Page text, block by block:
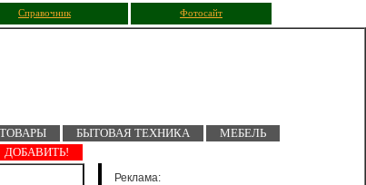
Справочник Фотосайт
ТОВАРЫ БЫТОВАЯ ТЕХНИКА
МЕБЕЛЬ
ДОБАВИТЬ!
Реклама: